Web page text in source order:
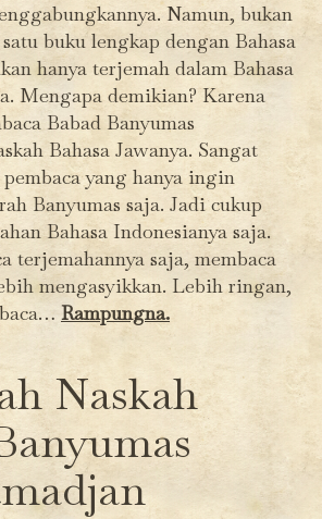
Namun, bukan
buku lengkap dengan Bahasa
hanya terjemah dalam Bahasa
Mengapa demikian? Karena
Babad Banyumas
Bahasa Jawanya. Sangat
yang hanya ingin
Banyumas saja. Jadi cukup
Bahasa Indonesianya saja.
terjemahannya saja, membaca
mengasyikkan. Lebih ringan,
Rampungna.
Naskah